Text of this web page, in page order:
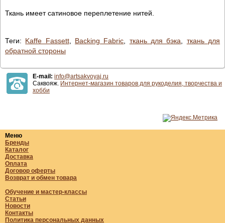
Ткань имеет сатиновое переплетение нитей.
Теги: Kaffe Fassett, Backing Fabric ткань для бэка
ткань для
обратной стороны
E-mail: info@artsakvoyaj.ru
Саквояж. Интернет-магазин товаров для рукоделия, творчества и
хобби
Меню
Бренды
Каталог
Доставка
Оплата
Договор оферты
Возврат и обмен товара
Обучение и мастер-классы
Статьи
Новости
Контакты
Политика персональных данных